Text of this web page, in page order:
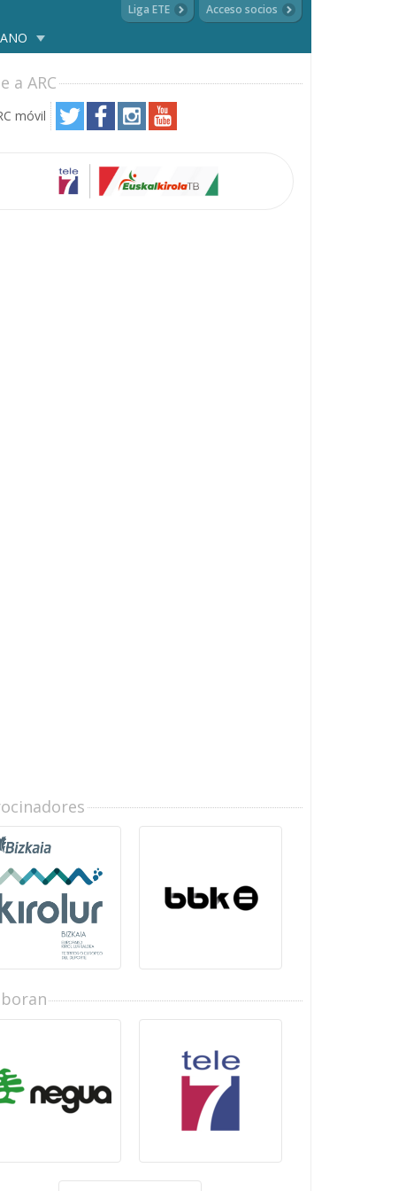
Liga ETE Acceso socios
a ARC
móvil